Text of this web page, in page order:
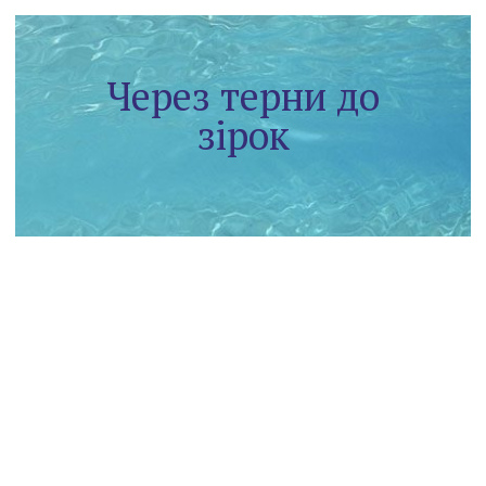
Через терни до
зірок